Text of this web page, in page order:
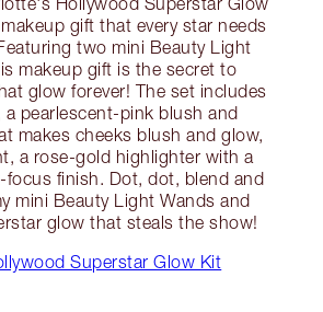
gift that every star needs
two mini Beauty Light
makeup gift is the secret to
glow forever! The set includes
a pearlescent-pink blush and
makes cheeks blush and glow,
a rose-gold highlighter with a
focus finish. Dot, dot, blend and
mini Beauty Light Wands and
glow that steals the show!
Superstar Glow Kit